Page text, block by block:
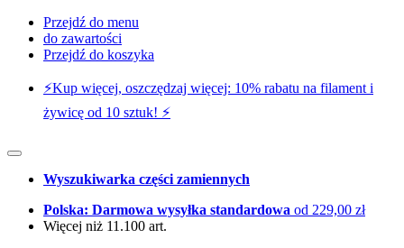
Przejdź do menu
do zawartości
Przejdź do koszyka
⚡️Kup więcej, oszczędzaj więcej: 10% rabatu na filament i
żywicę od 10 sztuk! ⚡️
Wyszukiwarka części zamiennych
Polska: Darmowa wysyłka standardowa od 229,00 zł
Więcej niż 11.100 art.